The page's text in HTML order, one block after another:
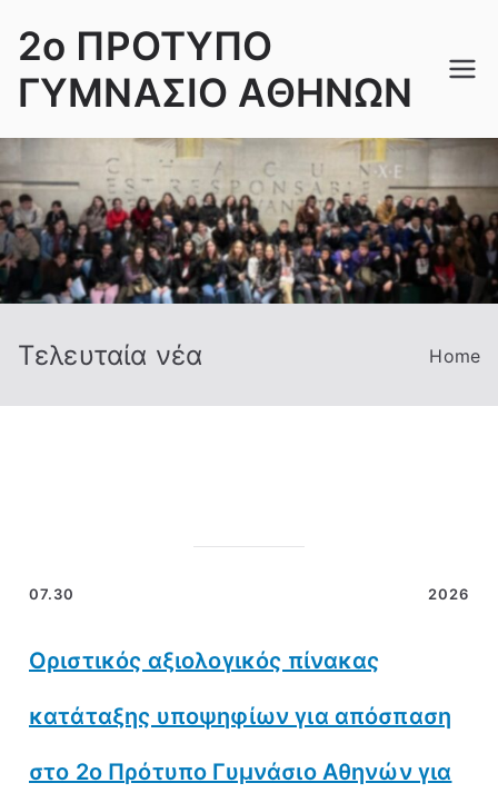
content
2ο ΠΡΟΤΥΠΟ
ΓΥΜΝΑΣΙΟ ΑΘΗΝΩΝ
Τελευταία νέα Home
07.30 2026
Οριστικός αξιολογικός πίνακας
κατάταξης υποψηφίων για απόσπαση
στο 2ο Πρότυπο Γυμνάσιο Αθηνών για